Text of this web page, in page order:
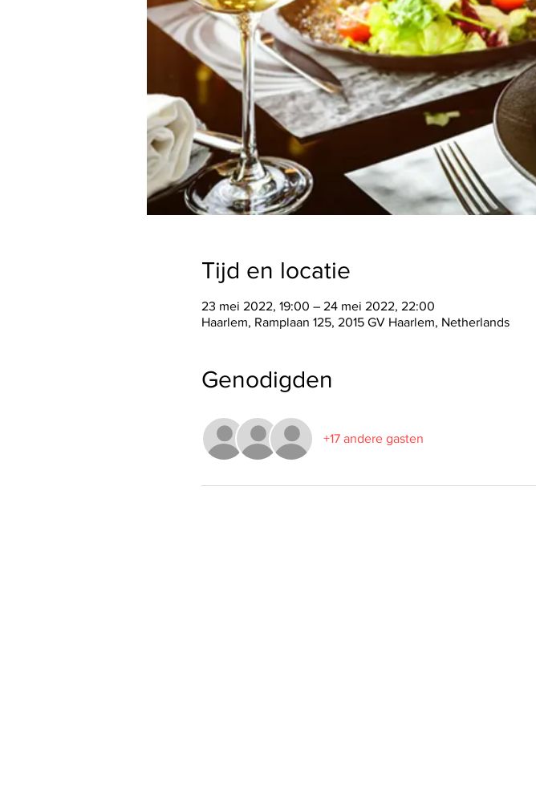
Tijd en locatie
23 mei 2022, 19:00 – 24 mei 2022, 22:00
Haarlem, Ramplaan 125, 2015 GV Haarlem, Netherlands
Genodigden
+17 andere gasten